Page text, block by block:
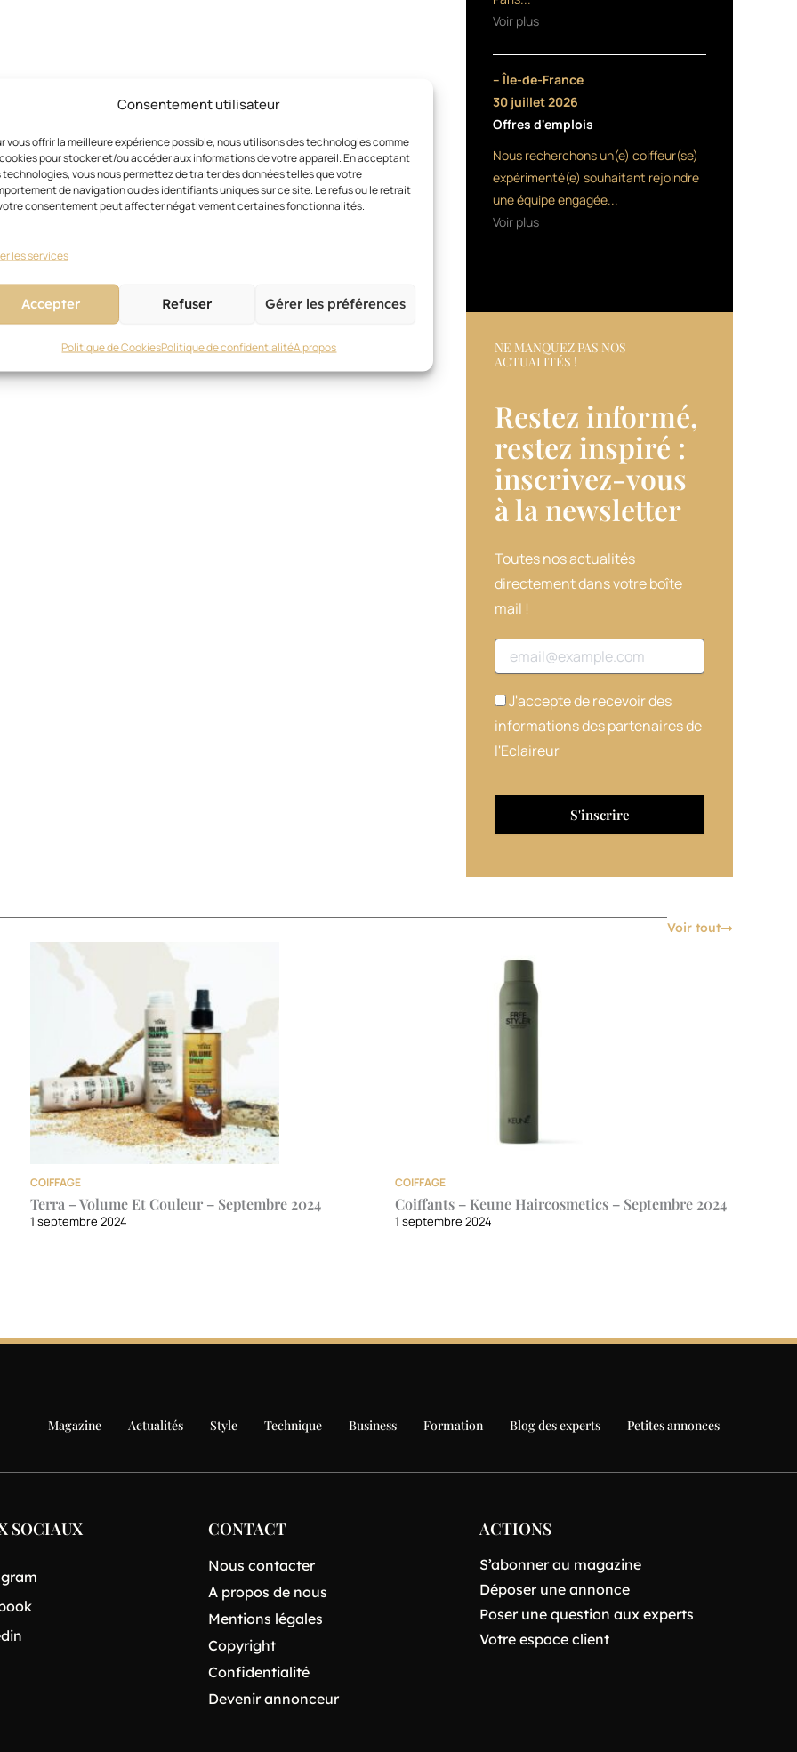
Consentement utilisateur
vous offrir la meilleure expérience possible, nous utilisons des technologies comme
pour stocker et/ou accéder aux informations de votre appareil. En acceptant
technologies, vous nous permettez de traiter des données telles que votre
de navigation ou des identifiants uniques sur ce site. Le refus ou le retrait
consentement peut affecter négativement certaines fonctionnalités.
les services
Accepter Refuser Gérer les préférences
Politique de CookiesPolitique de confidentialitéA propos
Voir plus
– Île-de-France
30 juillet 2026
Offres d'emplois
Nous recherchons un(e) coiffeur(se)
expérimenté(e) souhaitant rejoindre
une équipe engagée...
Voir plus
NE MANQUEZ PAS NOS
ACTUALITÉS !
Restez informé,
restez inspiré :
inscrivez-vous
à la newsletter​
Toutes nos actualités
directement dans votre boîte
mail !
Adresse email
J'accepte de recevoir des
informations des partenaires de
l'Eclaireur
Voir tout
COIFFAGE
Terra – Volume Et Couleur – Septembre 2024
1 septembre 2024
COIFFAGE
Coiffants – Keune Haircosmetics – Septembre 2024
1 septembre 2024
Magazine Actualités Style Technique Business Formation Blog des experts Petites annonces
SOCIAUX CONTACT
Nous contacter
A propos de nous
Mentions légales
Copyright
Confidentialité
Devenir annonceur
ACTIONS
S’abonner au magazine
Déposer une annonce
Poser une question aux experts
Votre espace client